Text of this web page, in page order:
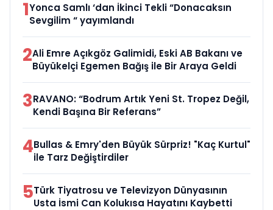
1Yonca Samlı ‘dan İkinci Tekli “Donacaksın
Sevgilim “ yayımlandı
2Ali Emre Açıkgöz Galimidi, Eski AB Bakanı ve
Büyükelçi Egemen Bağış ile Bir Araya Geldi
3RAVANO: “Bodrum Artık Yeni St. Tropez Değil,
Kendi Başına Bir Referans”
4Bullas & Emry'den Büyük Sürpriz! "Kaç Kurtul"
ile Tarz Değiştirdiler
5Türk Tiyatrosu ve Televizyon Dünyasının
Usta İsmi Can Kolukısa Hayatını Kaybetti